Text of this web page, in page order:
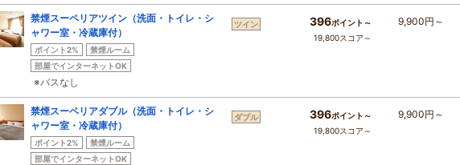
禁煙スーペリアツイン（洗面・トイレ・シ
ャワー室・冷蔵庫付）
ポイント2%
禁煙ルーム
部屋でインターネットOK
※バスなし
ツイン 396ポイント～
19,800スコア～
9,900円～
禁煙スーペリアダブル（洗面・トイレ・シ
ャワー室・冷蔵庫付）
ポイント2%
禁煙ルーム
部屋でインターネットOK
ダブル 396ポイント～
19,800スコア～
9,900円～